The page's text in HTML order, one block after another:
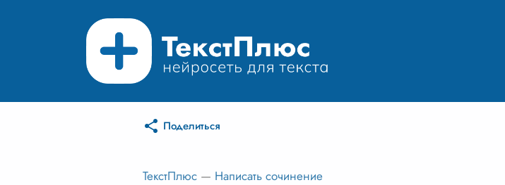
Поделиться
ТекстПлюс — Написать сочинение